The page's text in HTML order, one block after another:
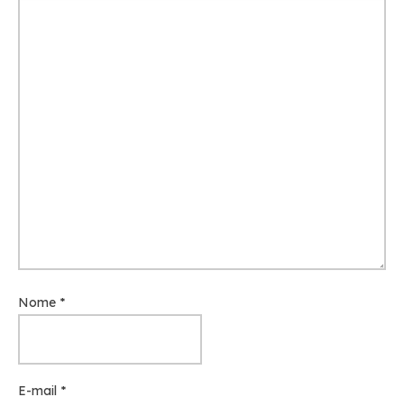
Nome *
E-mail *